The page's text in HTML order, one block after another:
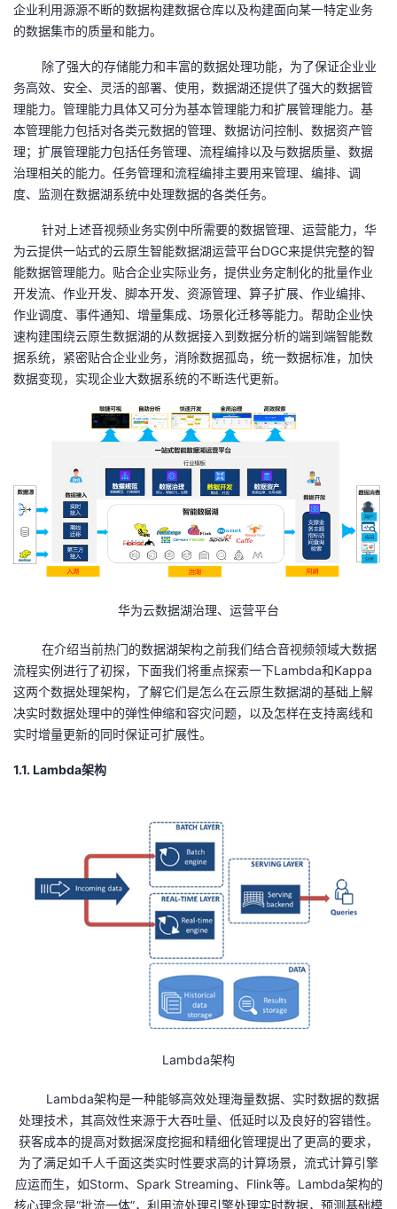
证
实
验
的
收
藏
持
建
议
企业利用源源不断的数据构建数据仓库以及构建面向某一特定业务
的数据集市的质量和能力。
除了强大的存储能力和丰富的数据处理功能，为了保证企业业
务高效、安全、灵活的部署、使用，数据湖还提供了强大的数据管
理能力。管理能力具体又可分为基本管理能力和扩展管理能力。基
本管理能力包括对各类元数据的管理、数据访问控制、数据资产管
理；扩展管理能力包括任务管理、流程编排以及与数据质量、数据
治理相关的能力。任务管理和流程编排主要用来管理、编排、调
度、监测在数据湖系统中处理数据的各类任务。
针对上述音视频业务实例中所需要的数据管理、运营能力，华
为云提供一站式的云原生智能数据湖运营平台DGC来提供完整的智
能数据管理能力。贴合企业实际业务，提供业务定制化的批量作业
开发流、作业开发、脚本开发、资源管理、算子扩展、作业编排、
作业调度、事件通知、增量集成、场景化迁移等能力。帮助企业快
速构建围绕云原生数据湖的从数据接入到数据分析的端到端智能数
据系统，紧密贴合企业业务，消除数据孤岛，统一数据标准，加快
数据变现，实现企业大数据系统的不断迭代更新。
华为云数据湖治理、运营平台
在介绍当前热门的数据湖架构之前我们结合音视频领域大数据
流程实例进行了初探，下面我们将重点探索一下Lambda和Kappa
这两个数据处理架构，了解它们是怎么在云原生数据湖的基础上解
决实时数据处理中的弹性伸缩和容灾问题，以及怎样在支持离线和
实时增量更新的同时保证可扩展性。
1.1. Lambda架构
Lambda架构
Lambda架构是一种能够高效处理海量数据、实时数据的数据
处理技术，其高效性来源于大吞吐量、低延时以及良好的容错性。
获客成本的提高对数据深度挖掘和精细化管理提出了更高的要求，
为了满足如千人千面这类实时性要求高的计算场景，流式计算引擎
应运而生，如Storm、 Spark Streaming、 Flink等。 Lambda架构的
核心理念是“批流一体”，利用流处理引擎处理实时数据，预测基础模